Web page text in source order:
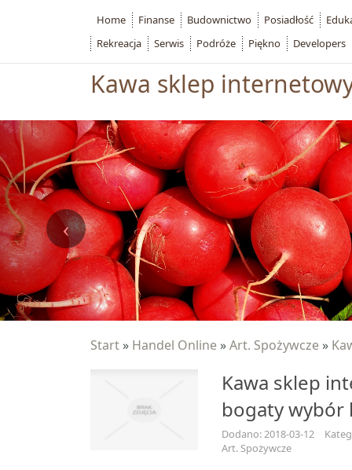
Kawa sklep
Start » Handel Online »Art. Spożywcze »
Kawa sklep
bogaty wybór
Dodano: 2018-03-12
Art. Spożywcze
Home Finanse Budownictwo Posiadłość
Rekreacja
Serwis Podróże Piękno Developers